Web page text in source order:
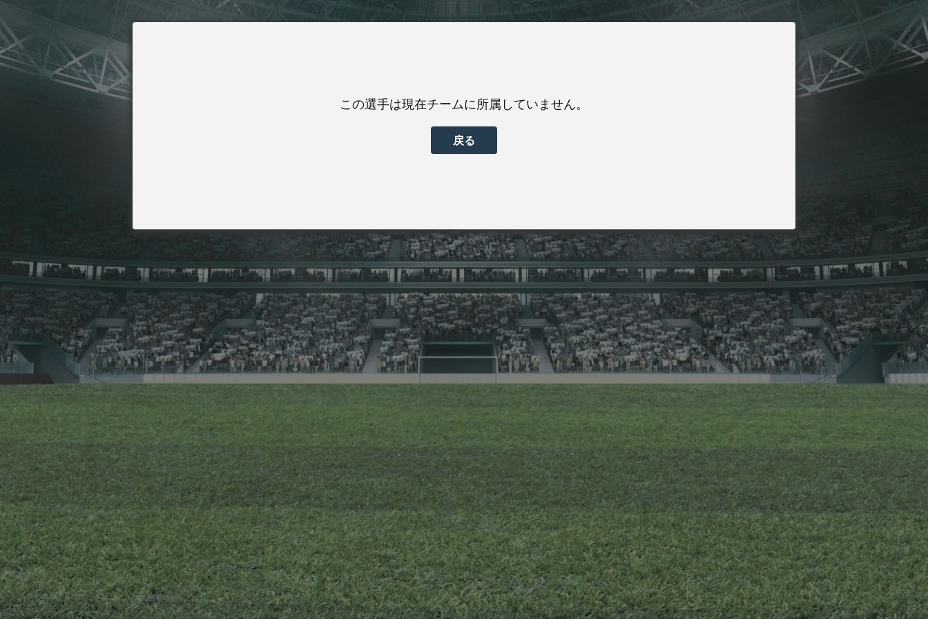
この選手は現在チームに所属していません。
戻る